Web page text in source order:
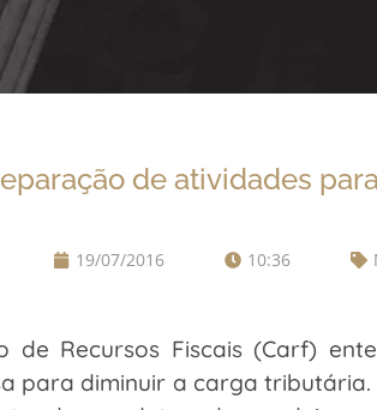
de atividades
19/07/2016 10:36
de Recursos Fiscais (Carf)
para diminuir a carga